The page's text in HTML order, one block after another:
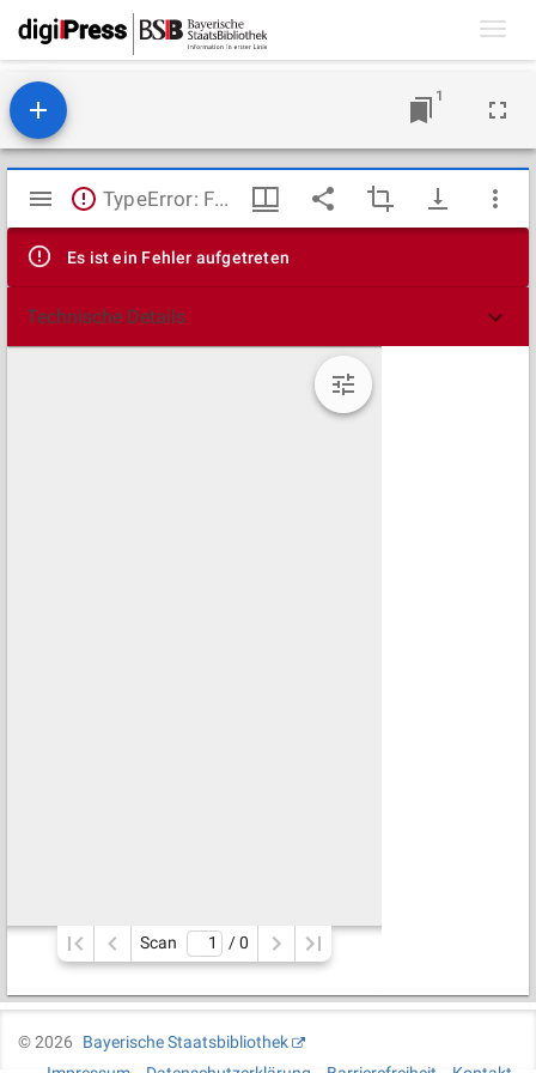
1
Mirador
Viewer
TypeError: Failed to fetch
Es ist ein Fehler aufgetreten
Technische Details
Scan / 0
©2026
Bayerische Staatsbibliothek